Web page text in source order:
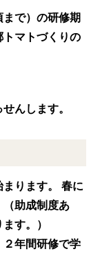
まで）の研修期
トマトづくりの
んします。
まります。 春に
（助成制度あ
す。）
２年間研修で学